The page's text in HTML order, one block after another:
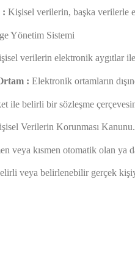
: Kişisel verilerin, başka verilerle
Yönetim Sistemi
verilerin elektronik aygıtlar
: Elektronik ortamların
ile belirli bir sözleşme
Verilerin Korunması Kanunu.
veya kısmen otomatik olan ya
veya belirlenebilir gerçek